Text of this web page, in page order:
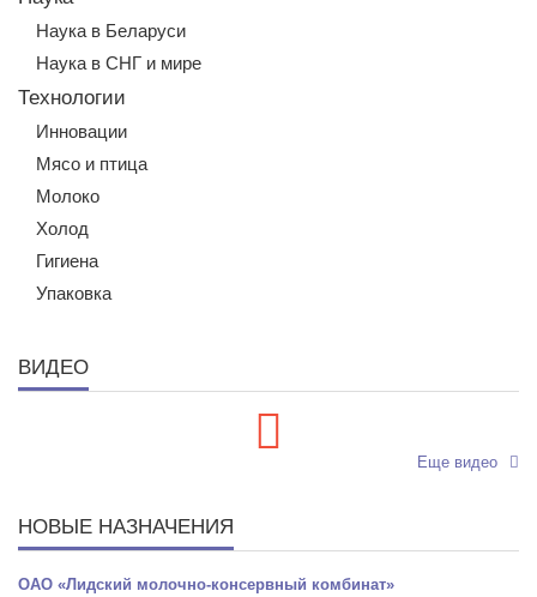
Наука в Беларуси
Наука в СНГ и мире
Технологии
Инновации
Мясо и птица
Молоко
Холод
Гигиена
Упаковка
ВИДЕО
Еще видео
НОВЫЕ НАЗНАЧЕНИЯ
ОАО «Лидский молочно-консервный комбинат»